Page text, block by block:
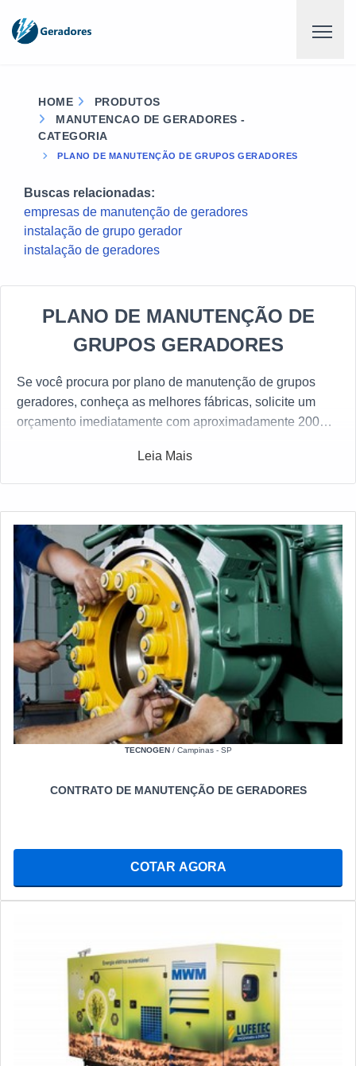
HOME
PRODUTOS
MANUTENCAO DE GERADORES -
CATEGORIA
PLANO DE MANUTENÇÃO DE GRUPOS GERADORES
Buscas relacionadas:
empresas de manutenção de geradores
instalação de grupo gerador
instalação de geradores
PLANO DE MANUTENÇÃO DE
GRUPOS GERADORES
Se você procura por plano de manutenção de grupos
geradores, conheça as melhores fábricas, solicite um
orçamento imediatamente com aproximadamente 200
Leia Mais
TECNOGEN/ Campinas - SP
CONTRATO DE MANUTENÇÃO DE GERADORES
COTAR AGORA